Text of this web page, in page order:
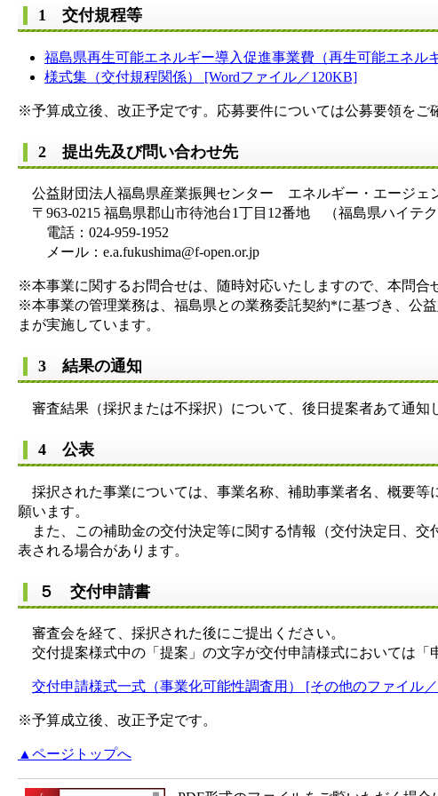
1 交付規程等
福島県再生可能エネルギー導入促進事業費（再生可能エネ
様式集（交付規程関係） [Wordファイル／120KB]
※予算成立後、改正予定です。応募要件については公募要領をご
2 提出先及び問い合わせ先
公益財団法人福島県産業振興センター エネルギー・エージェ
〒963-0215 福島県郡山市待池台1丁目12番地 （福島県ハイテク
電話：024-959-1952
メール：e.a.fukushima@f-open.or.jp
※本事業に関するお問合せは、随時対応いたしますので、本問合
※本事業の管理業務は、福島県との業務委託契約*に基づき、公
まが実施しています。
3 結果の通知
審査結果（採択または不採択）について、後日提案者あて通知
4 公表
採択された事業については、事業名称、補助事業者名、概要
願います。
また、この補助金の交付決定等に関する情報（交付決定日、
表される場合があります。
５ 交付申請書
審査会を経て、採択された後にご提出ください。
交付提案様式中の「提案」の文字が交付申請様式においては「
交付申請様式一式（事業化可能性調査用） [その他のファイル
※予算成立後、改正予定です。
▲ページトップへ